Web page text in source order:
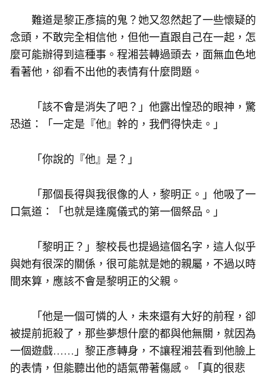
難道是黎正彥搞的鬼？她又忽然起了一些懷疑的
念頭，不敢完全相信他，但他一直跟自己在一起，怎
麼可能辦得到這種事。程湘芸轉過頭去，面無血色地
看著他，卻看不出他的表情有什麼問題。
「該不會是消失了吧？」他露出惶恐的眼神，驚
恐道：「一定是『他』幹的，我們得快走。」
「你說的『他』是？」
「那個長得與我很像的人，黎明正。」他吸了一
口氣道：「也就是逢魔儀式的第一個祭品。」
「黎明正？」黎校長也提過這個名字，這人似乎
與她有很深的關係，很可能就是她的親屬，不過以時
間來算，應該不會是黎明正的父親。
「他是一個可憐的人，未來還有大好的前程，卻
被提前扼殺了，那些夢想什麼的都與他無關，就因為
一個遊戲……」黎正彥轉身，不讓程湘芸看到他臉上
的表情，但能聽出他的語氣帶著傷感。「真的很悲